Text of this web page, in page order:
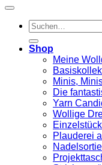
Suchen
nach:
Shop
Meine
Minis,
Die
Yarn
Wollige
Plauderei